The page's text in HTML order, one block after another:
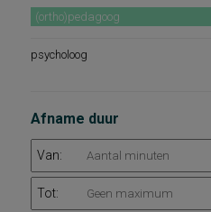
(ortho)pedagoog
psycholoog
Afname duur
Van:
Tot: